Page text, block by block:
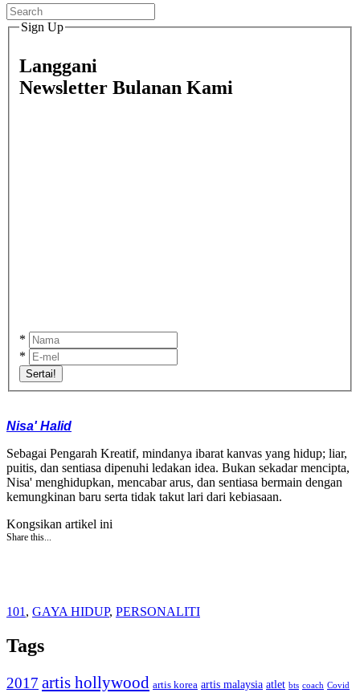
Sign Up
Langgani
Newsletter Bulanan Kami
*
*
Sertai!
Nisa' Halid
Sebagai Pengarah Kreatif, mindanya ibarat kanvas yang hidup; liar,
puitis, dan sentiasa dipenuhi ledakan idea. Bukan sekadar mencipta,
Nisa' menghidupkan, mencabar arus, dan sentiasa bermain dengan
kemungkinan baru serta tidak takut lari dari kebiasaan.
Kongsikan artikel ini
Share this...
101 , GAYA HIDUP, PERSONALITI
Tags
2017 artis hollywood artis korea artis malaysia atlet bts coach Covid